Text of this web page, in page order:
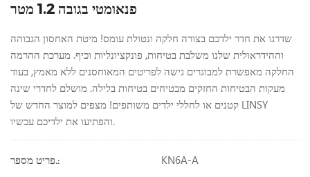
פנאומטי בגובה 1.2 מטר
שדרגו את חדר ילדכם בצורה חלקה ונטולת עומס! מיטת האחסון הגבוהה
וההידראולית שלנו משלבת בטיחות, פונקציונליות וכיף. מערכת ההרמה
החלקה מאפשרת למבוגרים גישה לפריטים המאוחסנים ללא מאמץ, בעוד
מעקות הבטיחות החזקים מבטיחים בטיחות בלילה. מושלם לחדרי שינה
קטנים או לחללי ילדים משותפים! מצפים למוצר החדש של LINSY
והפתיעו את ילדיכם עכשיו.
פריט מספר.: KN6A-A